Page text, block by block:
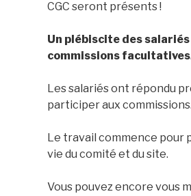
CGC seront présents !
Un plébiscite des
commissions facultatives.
Les salariés ont répondu
participer aux
Le travail commence pour
vie du comité et du site.
Vous pouvez encore vous